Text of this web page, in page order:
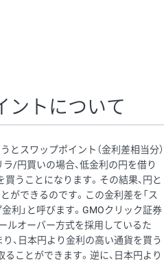
ントについて
スワップポイント（金利差相当分）
/円買いの場合、低金利の円を借り
うことになります。その結果、円と
ができるのです。この金利差を「ス
利」と呼びます。GMOクリック証券
ルオーバー方式を採用しているた
、日本円より金利の高い通貨を買う
ことができます。逆に、日本円より